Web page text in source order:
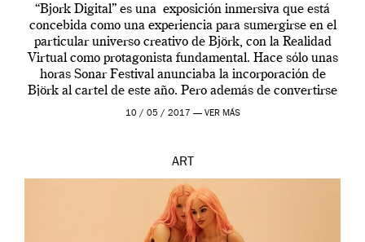
“Bjork Digital” es una exposición inmersiva que está
concebida como una experiencia para sumergirse en el
particular universo creativo de Björk, con la Realidad
Virtual como protagonista fundamental. Hace sólo unas
horas Sonar Festival anunciaba la incorporación de
Björk al cartel de este año. Pero además de convertirse
en una de las actuaciones más relevantes […]
10 / 05 / 2017 — VER MÁS
ART